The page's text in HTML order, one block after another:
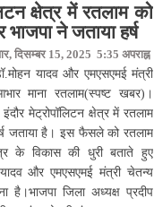
क्षेत्र में रतलाम को
ने जताया हर्ष
दिसम्बर 15, 2025 5:35 अपराह्न
यादव और एमएसएमई मंत्री
माना रतलाम(स्पष्ट खबर)।
इंदौर मेट्रोपॉलिटन क्षेत्र में रतलाम
जताया है। इस फैसले को रतलाम
के विकास की धुरी बताते हुए
और एमएसएमई मंत्री चेतन्य
है।भाजपा जिला अध्यक्ष प्रदीप